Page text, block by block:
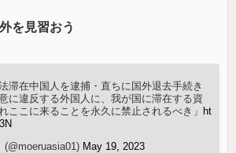
見習おう
滞在中国人を逮捕・直ちに国外退去手続き
に違反する外国人に、我が国に滞在する資
ここに来ることを永久に禁止されるべき」 ht
May 19, 2023